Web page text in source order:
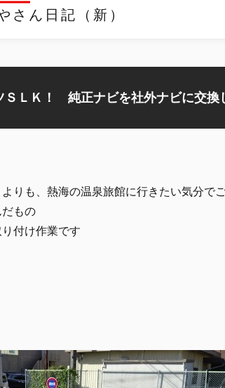
さん日記（新）
ＳＬＫ！ 純正ナビを社外ナビに交換
りも、熱海の温泉旅館に行きたい気分で
もの
付け作業です